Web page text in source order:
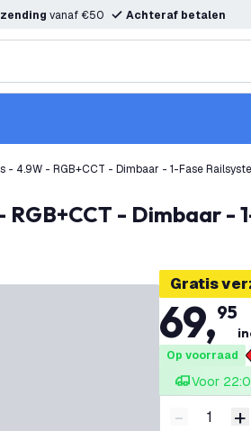
vanaf €50 Achteraf betalen
- 4.9W - RGB+CCT - Dimbaar - 1-Fase
RGB+CCT - Dimbaar -
Gratis
69,95
Op voorraad
Voor
Verminder
- +